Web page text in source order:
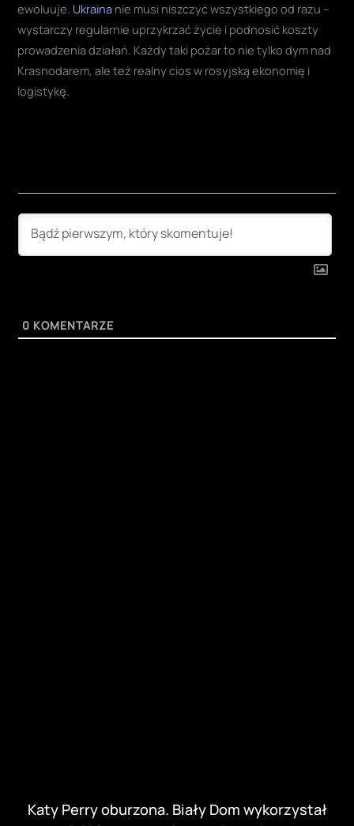
ewoluuje. Ukraina nie musi niszczyć wszystkiego od razu –
wystarczy regularnie uprzykrzać życie i podnosić koszty
prowadzenia działań. Każdy taki pożar to nie tylko dym nad
Krasnodarem, ale też realny cios w rosyjską ekonomię i
logistykę.
0 KOMENTARZE